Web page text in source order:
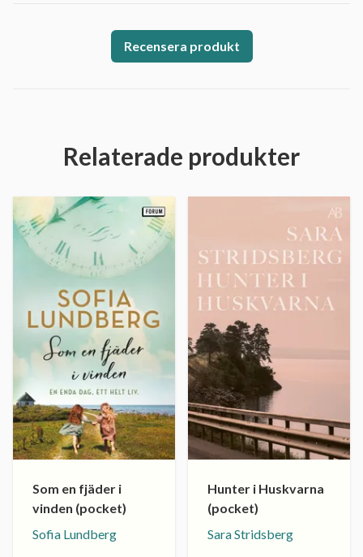
Recensera produkt
Relaterade produkter
Som en fjäder i
vinden (pocket)
Sofia Lundberg
Hunter i Huskvarna
(pocket)
Sara Stridsberg